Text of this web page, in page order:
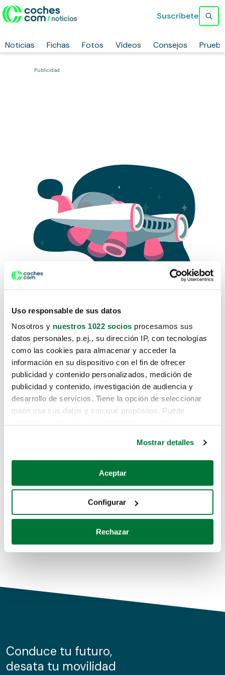
Uso responsable de sus datos
Nosotros y nuestros 1022 socios procesamos sus
datos personales, p.ej., su dirección IP, con tecnologías
como las cookies para almacenar y acceder la
información en su dispositivo con el fin de ofrecer
publicidad y contenido personalizados, medición de
publicidad y contenido, investigación de audiencia y
desarrollo de servicios. Tiene la opción de seleccionar
quién usa sus datos y con qué propósitos. Puede
Si lo permite, también quisiéramos:
Recopilar información sobre su ubicación geográfica
Identificar su dispositivo analizándolo activamente
para buscar características específicas (huellas
Obtenga más información sobre cómo se procesan sus
de cookies.
información sobre el uso que haga del sitio web con
nuestros partners de redes sociales, publicidad y análisis
Mostrar detalles
Aceptar
Configurar
Rechazar
Noticias Fichas Fotos Vídeos Consejos
Suscríbete
Publicidad
Lo sentimos, no sabemos como
te hemos traido hasta aquí.
Pero puedes encontrar el coche que estás
buscando en alguno de estos enlaces:
Coches de segunda mano
Coches de km0
Conduce tu futuro,
desata tu movilidad